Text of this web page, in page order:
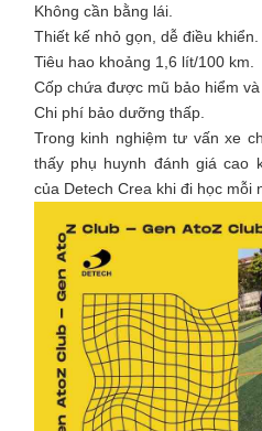
Không cần bằng lái.
Thiết kế nhỏ gọn, dễ điều khiển.
Tiêu hao khoảng 1,6 lít/100 km.
Cốp chứa được mũ bảo hiểm và
Chi phí bảo dưỡng thấp.
Trong kinh nghiệm tư vấn xe
thấy phụ huynh đánh giá cao
của Detech Crea khi đi học mỗi